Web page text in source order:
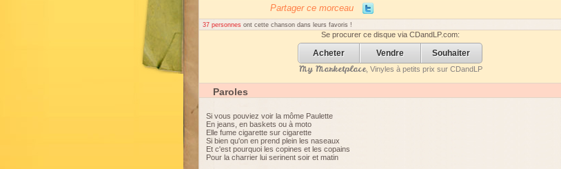
increase
or
Partager ce morceau
37 personnes ont cette chanson dans leurs favoris !
Se procurer ce disque via CDandLP.com:
Acheter Vendre Souhaiter
My Marketplace, Vinyles à petits prix sur CDandLP
Paroles
Si vous pouviez voir la môme Paulette
En jeans, en baskets ou à moto
Elle fume cigarette sur cigarette
Si bien qu'on en prend plein les naseaux
Et c'est pourquoi les copines et les copains
Pour la charrier lui serinent soir et matin